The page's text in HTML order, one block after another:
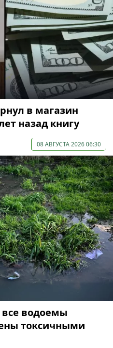
в магазин
назад книгу
08 АВГУСТА 2026 06:30
водоемы
токсичными